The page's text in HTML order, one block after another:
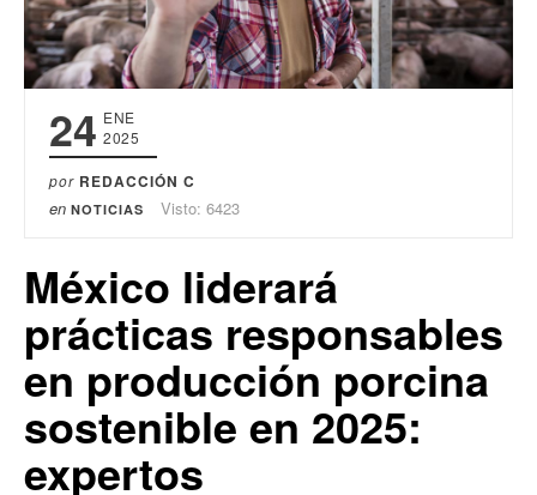
24 ENE
2025
por REDACCIÓN C
en NOTICIAS Visto: 6423
México liderará
prácticas responsables
en producción porcina
sostenible en 2025:
expertos